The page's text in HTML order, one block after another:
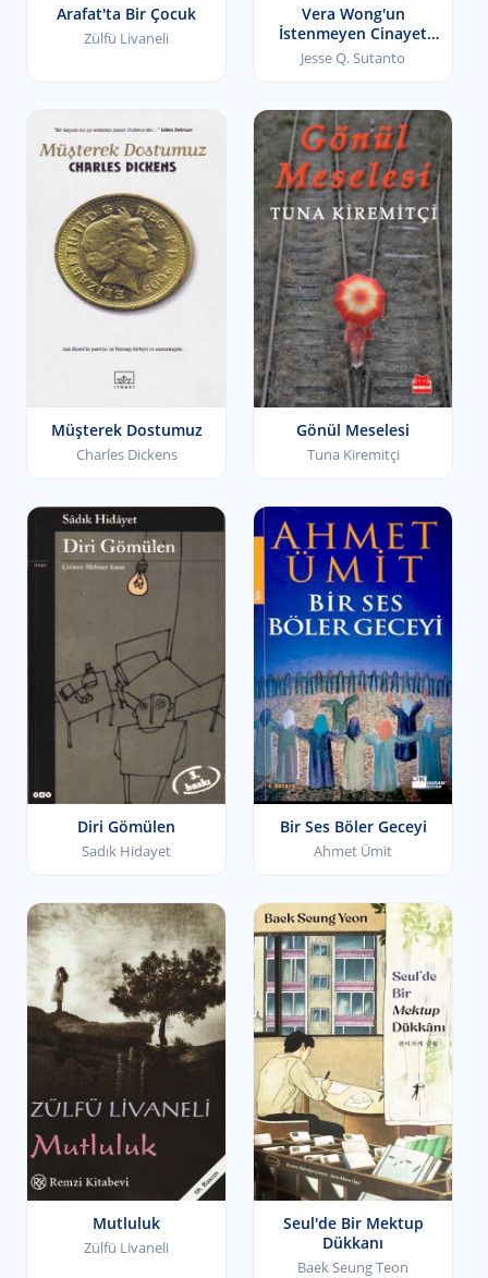
Arafat'ta Bir Çocuk
Zülfü Livaneli
Vera Wong'un
İstenmeyen Cinayet
Tavsiyeleri
Jesse Q. Sutanto
Müşterek Dostumuz
Charles Dickens
Gönül Meselesi
Tuna Kiremitçi
Diri Gömülen
Sadık Hidayet
Bir Ses Böler Geceyi
Ahmet Ümit
Mutluluk
Zülfü Livaneli
Seul'de Bir Mektup
Dükkanı
Baek Seung Teon